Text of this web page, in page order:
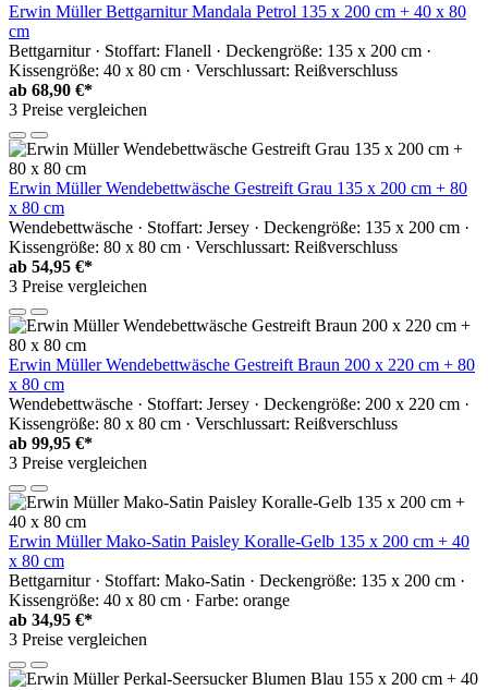
Erwin Müller Bettgarnitur Mandala Petrol 135 x 200 cm + 40 x 80
cm
Bettgarnitur · Stoffart: Flanell · Deckengröße: 135 x 200 cm ·
Kissengröße: 40 x 80 cm · Verschlussart: Reißverschluss
ab 68,90 €*
3 Preise vergleichen
Erwin Müller Wendebettwäsche Gestreift Grau 135 x 200 cm + 80
x 80 cm
Wendebettwäsche · Stoffart: Jersey · Deckengröße: 135 x 200 cm ·
Kissengröße: 80 x 80 cm · Verschlussart: Reißverschluss
ab 54,95 €*
3 Preise vergleichen
Erwin Müller Wendebettwäsche Gestreift Braun 200 x 220 cm + 80
x 80 cm
Wendebettwäsche · Stoffart: Jersey · Deckengröße: 200 x 220 cm ·
Kissengröße: 80 x 80 cm · Verschlussart: Reißverschluss
ab 99,95 €*
3 Preise vergleichen
Erwin Müller Mako-Satin Paisley Koralle-Gelb 135 x 200 cm + 40
x 80 cm
Bettgarnitur · Stoffart: Mako-Satin · Deckengröße: 135 x 200 cm ·
Kissengröße: 40 x 80 cm · Farbe: orange
ab 34,95 €*
3 Preise vergleichen